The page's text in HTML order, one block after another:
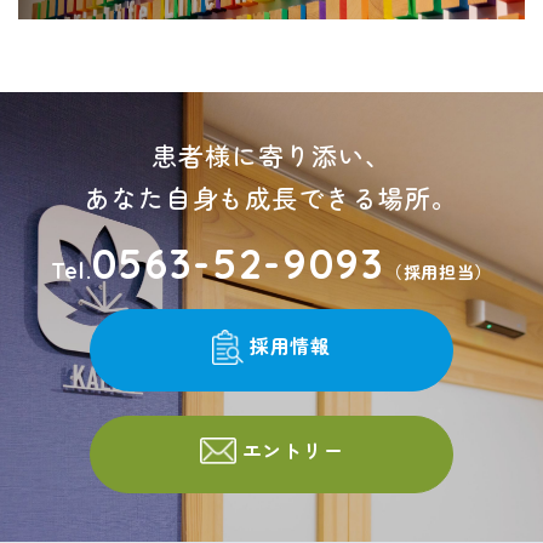
患者様に寄り添い、
あなた自身も成長できる場所。
Tel.0563-52-9093 （採用担当）
採用情報
エントリー